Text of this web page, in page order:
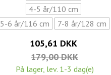
4-5 år/110 cm
5-6 år/116 cm
7-8 år/128 cm
105,61 DKK
179,00 DKK
På lager, lev. 1-3 dag(e)